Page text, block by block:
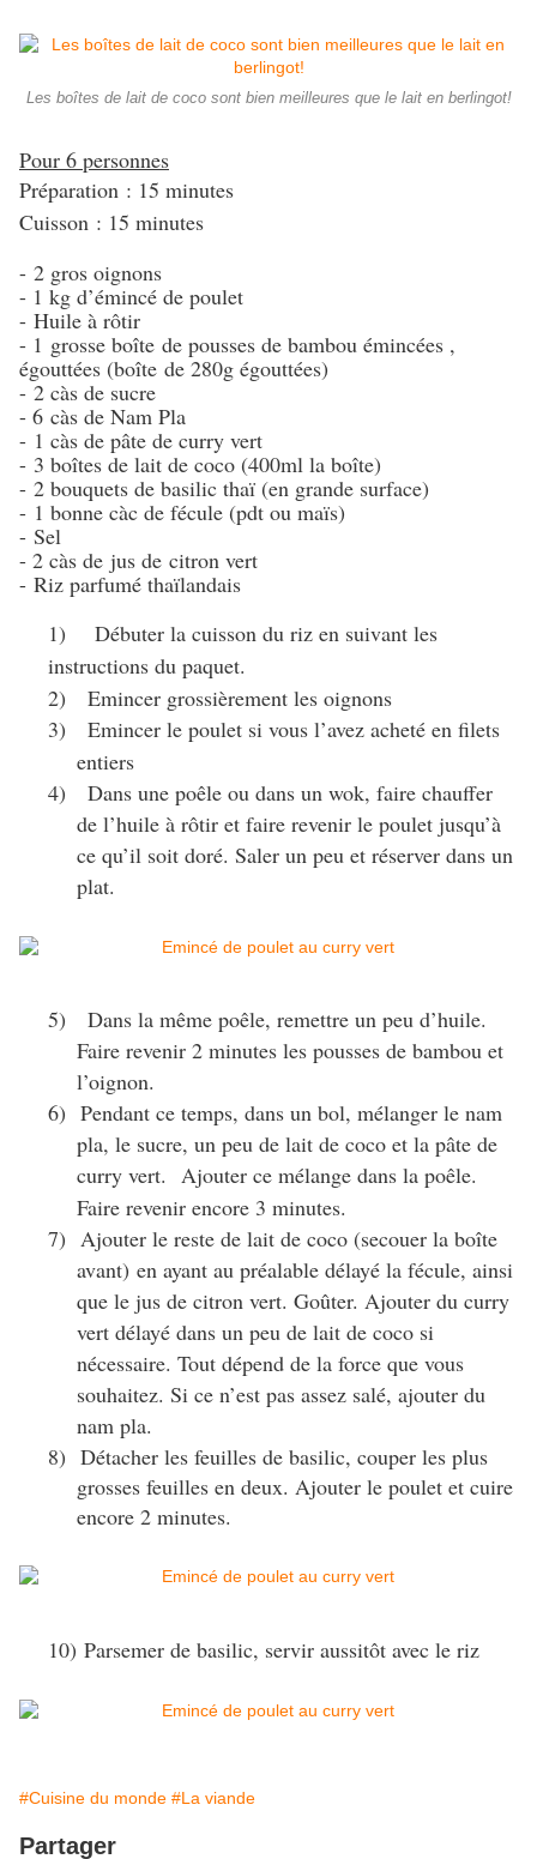
Les boîtes de lait de coco sont bien meilleures que le lait en berlingot!
Pour 6 personnes
Préparation : 15 minutes
Cuisson : 15 minutes
- 2 gros oignons
- 1 kg d’émincé de poulet
- Huile à rôtir
- 1 grosse boîte de pousses de bambou émincées ,
égouttées (boîte de 280g égouttées)
- 2 càs de sucre
- 6 càs de Nam Pla
- 1 càs de pâte de curry vert
- 3 boîtes de lait de coco (400ml la boîte)
- 2 bouquets de basilic thaï (en grande surface)
- 1 bonne càc de fécule (pdt ou maïs)
- Sel
- 2 càs de jus de citron vert
- Riz parfumé thaïlandais
1)
Débuter la cuisson du riz en suivant les
instructions du paquet.
2)
Emincer grossièrement les oignons
3)
Emincer le poulet si vous l’avez acheté en filets
entiers
4)
Dans une poêle ou dans un wok, faire chauffer
de l’huile à rôtir et faire revenir le poulet jusqu’à
ce qu’il soit doré. Saler un peu et réserver dans un
plat.
5)
Dans la même poêle, remettre un peu d’huile.
Faire revenir 2 minutes les pousses de bambou et
l’oignon.
6) Pendant ce temps, dans un bol, mélanger le nam
pla, le sucre, un peu de lait de coco et la pâte de
curry vert. Ajouter ce mélange dans la poêle.
Faire revenir encore 3 minutes.
7) Ajouter le reste de lait de coco (secouer la boîte
avant) en ayant au préalable délayé la fécule, ainsi
que le jus de citron vert. Goûter. Ajouter du curry
vert délayé dans un peu de lait de coco si
nécessaire. Tout dépend de la force que vous
souhaitez. Si ce n’est pas assez salé, ajouter du
nam pla.
8) Détacher les feuilles de basilic, couper les plus
grosses feuilles en deux. Ajouter le poulet et cuire
encore 2 minutes.
10) Parsemer de basilic, servir aussitôt avec le riz
#Cuisine du monde #La viande
Partager